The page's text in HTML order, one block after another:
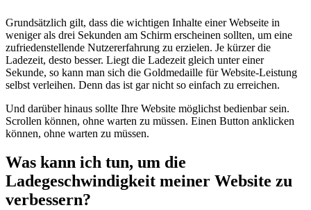
Grundsätzlich gilt, dass die wichtigen Inhalte einer Webseite in
weniger als drei Sekunden am Schirm erscheinen sollten, um eine
zufriedenstellende Nutzererfahrung zu erzielen. Je kürzer die
Ladezeit, desto besser. Liegt die Ladezeit gleich unter einer
Sekunde, so kann man sich die Goldmedaille für Website-Leistung
selbst verleihen. Denn das ist gar nicht so einfach zu erreichen.
Und darüber hinaus sollte Ihre Website möglichst bedienbar sein.
Scrollen können, ohne warten zu müssen. Einen Button anklicken
können, ohne warten zu müssen.
Was kann ich tun, um die
Ladegeschwindigkeit meiner Website zu
verbessern?